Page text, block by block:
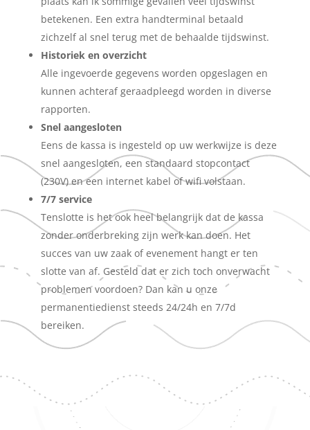
betekenen. Een extra handterminal betaald
zichzelf al snel terug met de behaalde tijdswinst.
Historiek en overzicht
Alle ingevoerde gegevens worden opgeslagen en
kunnen achteraf geraadpleegd worden in diverse
rapporten.
Snel aangesloten
Eens de kassa is ingesteld op uw werkwijze is deze
snel aangesloten, een standaard stopcontact
(230V) en een internet kabel of wifi volstaan.
7/7 service
Tenslotte is het ook heel belangrijk dat de kassa
zonder onderbreking zijn werk kan doen. Het
succes van uw zaak of evenement hangt er ten
slotte van af. Gesteld dat er zich toch onverwacht
problemen voordoen? Dan kan u onze
permanentiedienst steeds 24/24h en 7/7d
bereiken.